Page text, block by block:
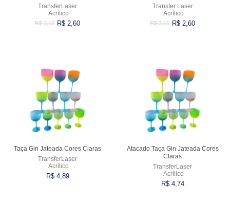
TransferLaser
Acrílico
R$ 3,15 R$ 2,60
Transfer Laser
Acrílico
R$ 3,15 R$ 2,60
Taça Gin Jateada Cores Claras
TransferLaser
Acrílico
R$ 4,89
Atacado Taça Gin Jateada Cores
Claras
TransferLaser
Acrílico
R$ 4,74